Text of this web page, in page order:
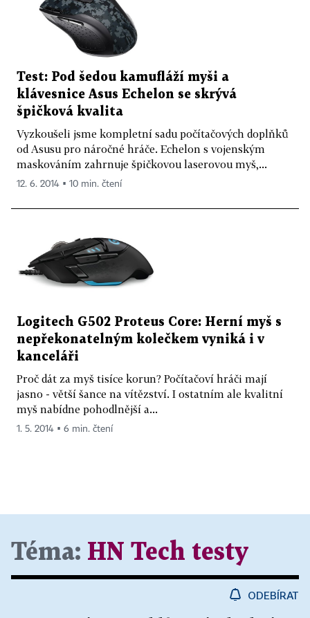
Test: Pod šedou kamufláží myši a
klávesnice Asus Echelon se skrývá
špičková kvalita
Vyzkoušeli jsme kompletní sadu počítačových doplňků
od Asusu pro náročné hráče. Echelon s vojenským
maskováním zahrnuje špičkovou laserovou myš,...
12. 6. 2014 ▪ 10 min. čtení
Logitech G502 Proteus Core: Herní myš s
nepřekonatelným kolečkem vyniká i v
kanceláři
Proč dát za myš tisíce korun? Počítačoví hráči mají
jasno - větší šance na vítězství. I ostatním ale kvalitní
myš nabídne pohodlnější a...
1. 5. 2014 ▪ 6 min. čtení
Téma: HN Tech testy
ODEBÍRAT